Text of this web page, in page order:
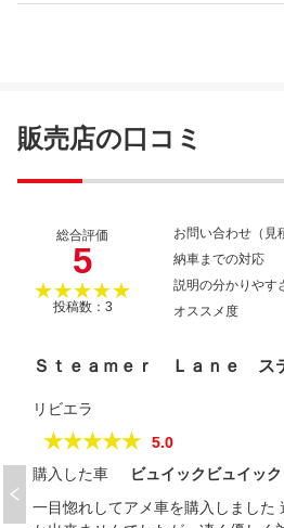
販売店の口コミ
総合評価
5
★★★★★
投稿数：3
お問い合わせ（見
納車までの対応
説明の分かりやす
オススメ度
Ｓｔｅａｍｅｒ Ｌａｎｅ ス
リビエラ
★★★★★
5.0
購入した車
ビュイックビュイッ
一目惚れしてアメ車を購入しました